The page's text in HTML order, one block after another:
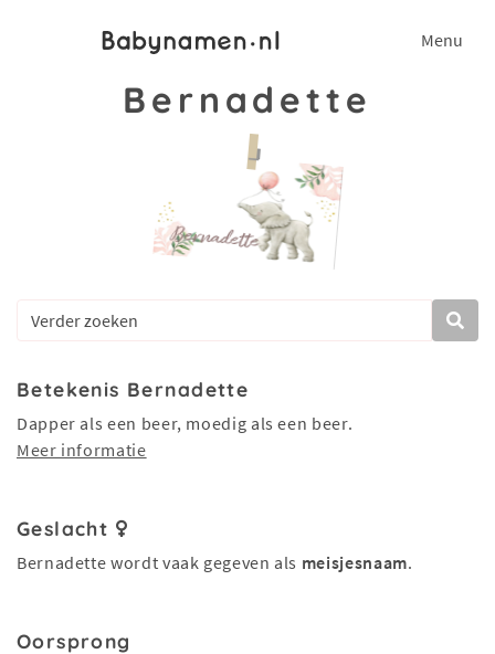
Menu
Bernadette
Betekenis Bernadette
Dapper als een beer, moedig als een beer.
Meer informatie
Geslacht
Bernadette wordt vaak gegeven als meisjesnaam.
Oorsprong